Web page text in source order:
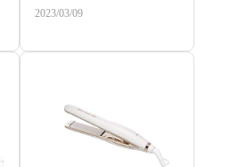
2023/03/09